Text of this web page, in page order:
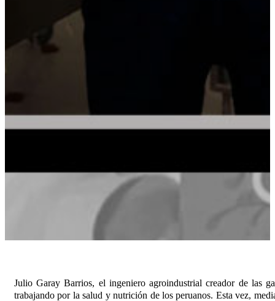
Julio Garay Barrios, el ingeniero agroindustrial creador de las
trabajando por la salud y nutrición de los peruanos. Esta vez,